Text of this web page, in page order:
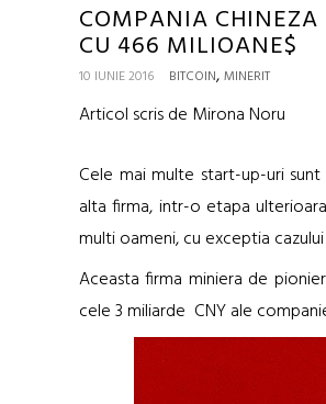
COMPANIA
CU 466 MILIOANE$
10 IUNIE 2016 BITCOIN, MINERIT
Articol scris de Mirona Noru
Cele mai multe start-up-uri
alta firma, intr-o etapa
multi oameni, cu exceptia
Aceasta firma miniera de
cele 3 miliarde CNY ale